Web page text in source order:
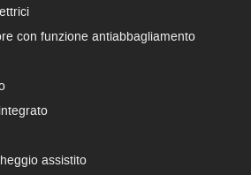
con funzione antiabbagliamento
assistito